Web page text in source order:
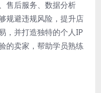
售后服务、数据分析
规避违规风险，提升店
，并打造独特的个人IP
的卖家，帮助学员熟练